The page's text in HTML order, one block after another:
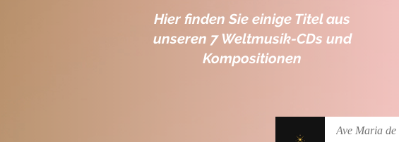
Hier finden Sie einige Titel aus
unseren 7 Weltmusik-CDs und
Kompositionen